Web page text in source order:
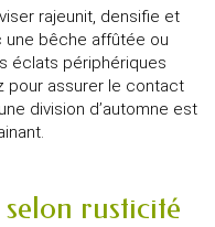
rajeunit, densifie et
une bêche affûtée ou
éclats périphériques
pour assurer le contact
division d’automne est
rusticité